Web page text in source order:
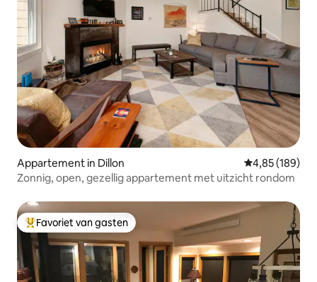
Appartement in Dillon Gemiddelde
4,85 (189)
Zonnig, open, gezellig appartement met uitzicht rondom
Topfavoriet van gasten
Favoriet van gasten